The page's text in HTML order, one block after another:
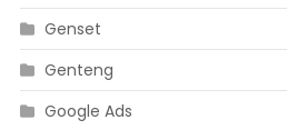
Genset
Genteng
Google Ads